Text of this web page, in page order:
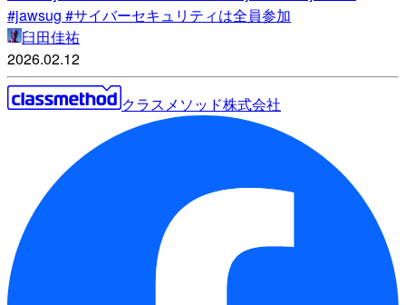
#jawsug #サイバーセキュリティは全員参加
臼田佳祐
2026.02.12
クラスメソッド株式会社